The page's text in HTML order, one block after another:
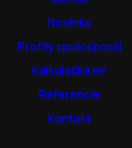
Novinky
Profily spoločností
Kalkulačka m²
Referencie
Kontakt